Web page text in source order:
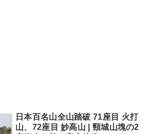
日本百名山全山踏破 71座目 火打
山、72座目 妙高山 | 頸城山塊の2